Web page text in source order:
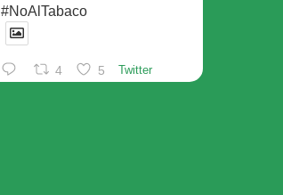
#NoAlTabaco
4 5 Twitter